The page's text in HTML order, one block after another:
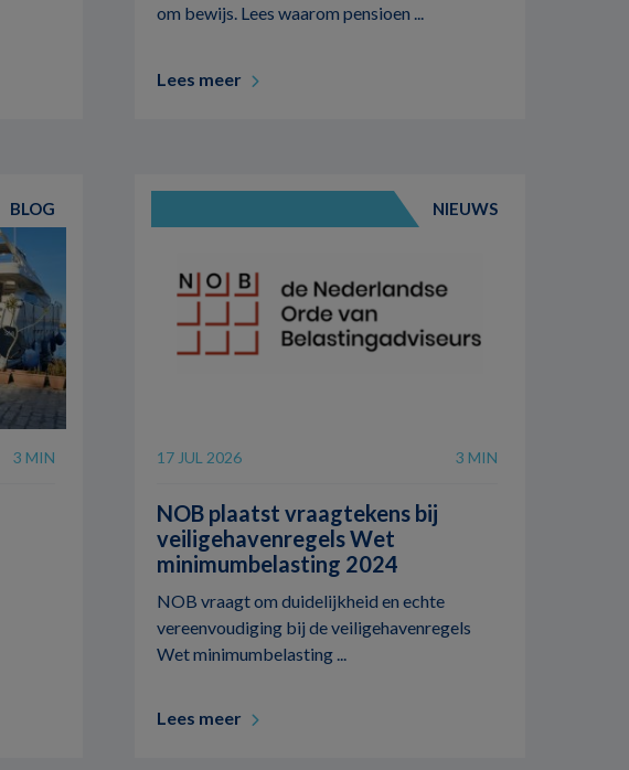
om bewijs. Lees waarom pensioen ...
Lees meer
BLOG
3 MIN
NIEUWS
17 JUL 2026 3 MIN
NOB plaatst vraagtekens bij
veiligehavenregels Wet
minimumbelasting 2024
NOB vraagt om duidelijkheid en echte
vereenvoudiging bij de veiligehavenregels
Wet minimumbelasting ...
Lees meer